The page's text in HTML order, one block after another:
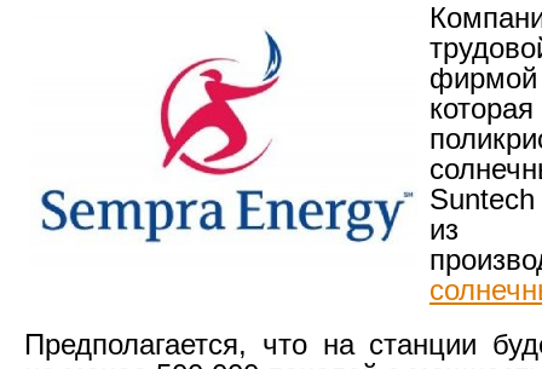
Suntech
из
Предполагается, что на станции